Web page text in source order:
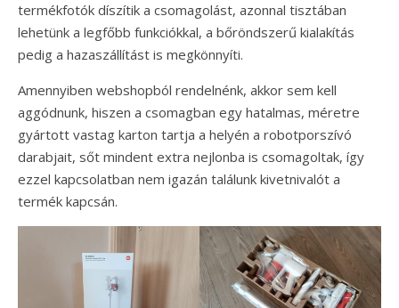
termékfotók díszítik a csomagolást, azonnal tisztában
lehetünk a legfőbb funkciókkal, a bőröndszerű kialakítás
pedig a hazaszállítást is megkönnyíti.
Amennyiben webshopból rendelnénk, akkor sem kell
aggódnunk, hiszen a csomagban egy hatalmas, méretre
gyártott vastag karton tartja a helyén a robotporszívó
darabjait, sőt mindent extra nejlonba is csomagoltak, így
ezzel kapcsolatban nem igazán találunk kivetnivalót a
termék kapcsán.